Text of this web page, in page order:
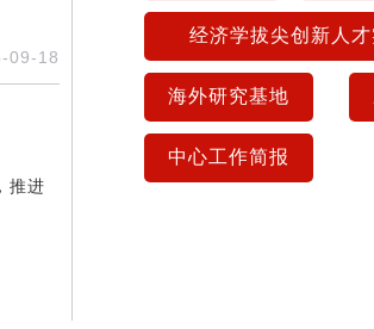
09-18
推进
经济学拔尖创新人
海外研究基地
中心工作简报